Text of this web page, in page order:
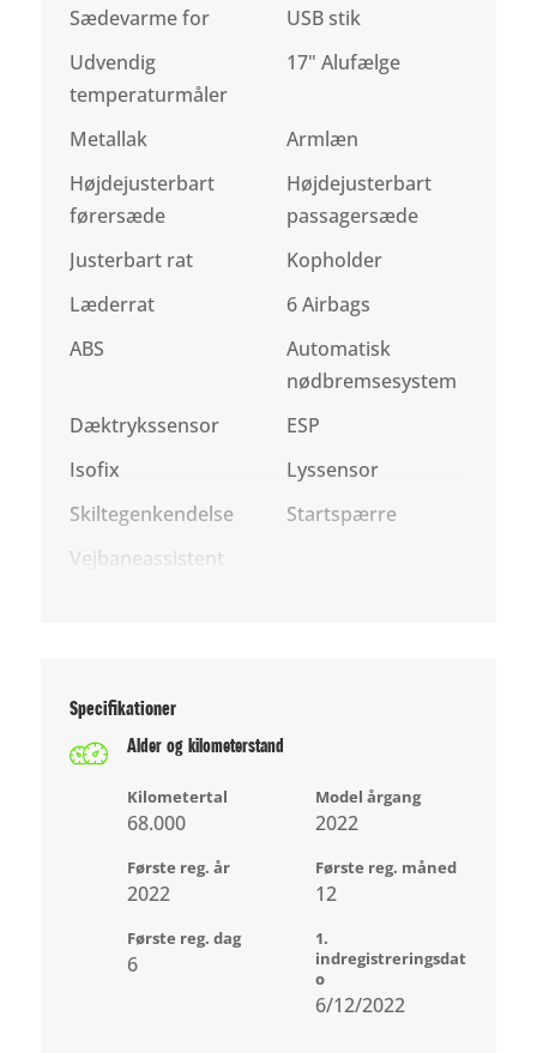
Sædevarme for
USB stik
Udvendig
temperaturmåler
17" Alufælge
Metallak
Armlæn
Højdejusterbart
førersæde
Højdejusterbart
passagersæde
Justerbart rat
Kopholder
Læderrat
6 Airbags
ABS
Automatisk
nødbremsesystem
Dæktrykssensor
ESP
Isofix
Lyssensor
Skiltegenkendelse
Startspærre
Vejbaneassistent
Specifikationer
Alder og kilometerstand
Kilometertal
68.000
Model årgang
2022
Første reg. år
2022
Første reg. måned
12
Første reg. dag
6
1.
indregistreringsdat
o
6/12/2022